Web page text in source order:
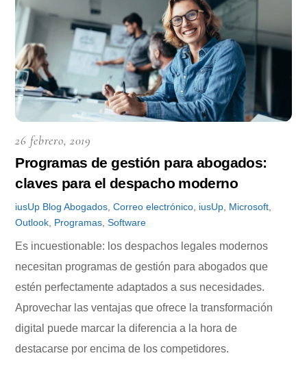
26 febrero, 2019
Programas de gestión para abogados:
claves para el despacho moderno
iusUp Blog Abogados,Correo electrónico, iusUp, Microsoft,
Outlook, Programas,Software
Es incuestionable: los despachos legales modernos
necesitan programas de gestión para abogados que
estén perfectamente adaptados a sus necesidades.
Aprovechar las ventajas que ofrece la transformación
digital puede marcar la diferencia a la hora de
destacarse por encima de los competidores.